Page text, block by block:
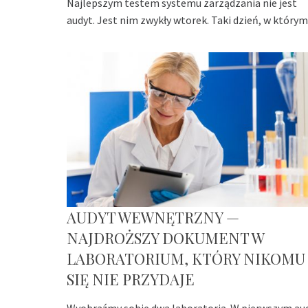
audyt. Jest nim zwykły wtorek. Taki dzień, w którym
AUDYT WEWNĘTRZNY —
NAJDROŻSZY DOKUMENT W
LABORATORIUM, KTÓRY NIKOMU
SIĘ NIE PRZYDAJE